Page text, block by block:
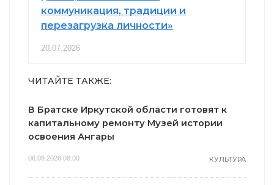
коммуникация, традиции и
перезагрузка личности»
20.07.2026
ЧИТАЙТЕ ТАКЖЕ:
В Братске Иркутской области готовят к
капитальному ремонту Музей истории
освоения Ангары
06.08.2026 08:00 КУЛЬТУРА